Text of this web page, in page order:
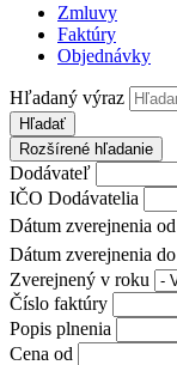
Zmluvy
Faktúry
Objednávky
Hľadaný výraz
Hľadať
Rozšírené hľadanie
Dodávateľ
IČO Dodávatelia
Dátum zverejnenia od
Dátum zverejnenia do
Zverejnený v roku
Číslo faktúry
Popis plnenia
Cena od